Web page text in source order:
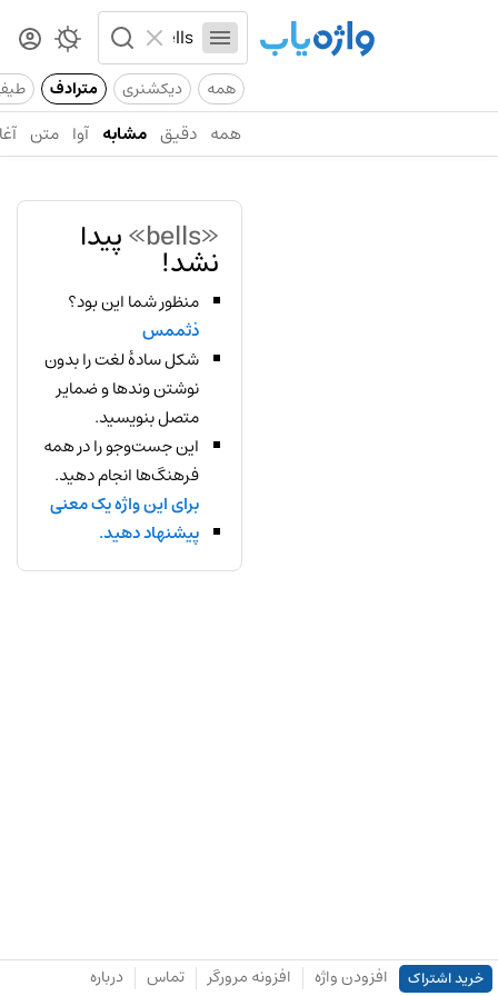
همه دیکشنری مترادف
همه دقیق مشابه آوا متن
«bells» پیدا
نشد!
منظور شما این بود؟
ذثممس
شکل سادهٔ لغت را بدون
نوشتن وندها و ضمایر
متصل بنویسید.
این جست‌وجو را در همه
فرهنگ‌ها انجام دهید.
برای این واژه یک معنی
پیشنهاد دهید.
خرید اشتراک افزودن واژه افزونه مرورگر تماس درباره